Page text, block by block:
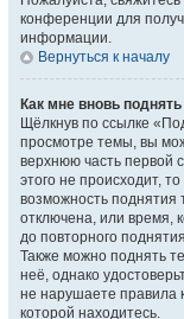
конференции для
информации.
Вернуться к началу
Как мне вновь
Щёлкнув по ссылке
просмотре темы, вы
верхнюю часть первой
этого не происходит,
возможность поднятия
отключена, или время,
до повторного
Также можно поднять
неё, однако
не нарушаете правила
которой находитесь.